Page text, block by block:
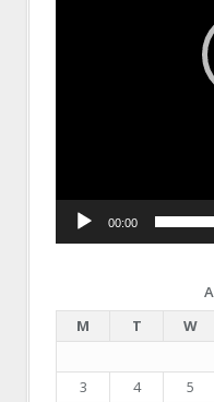
00:00
M
T W
3
4 5